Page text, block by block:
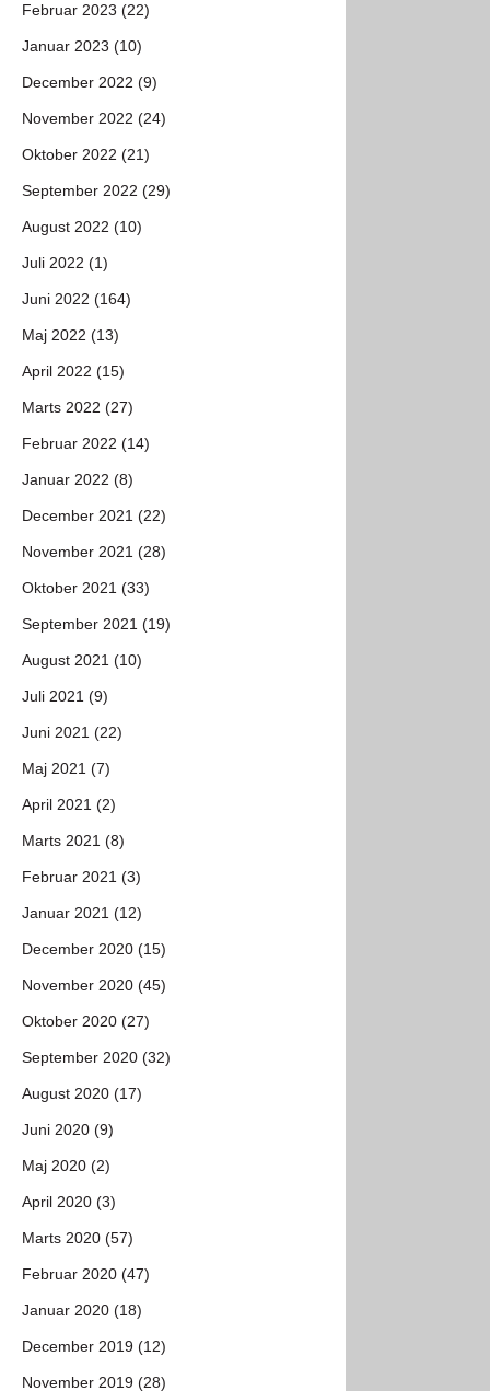
Februar 2023 (22)
Januar 2023 (10)
December 2022 (9)
November 2022 (24)
Oktober 2022 (21)
September 2022 (29)
August 2022 (10)
Juli 2022 (1)
Juni 2022 (164)
Maj 2022 (13)
April 2022 (15)
Marts 2022 (27)
Februar 2022 (14)
Januar 2022 (8)
December 2021 (22)
November 2021 (28)
Oktober 2021 (33)
September 2021 (19)
August 2021 (10)
Juli 2021 (9)
Juni 2021 (22)
Maj 2021 (7)
April 2021 (2)
Marts 2021 (8)
Februar 2021 (3)
Januar 2021 (12)
December 2020 (15)
November 2020 (45)
Oktober 2020 (27)
September 2020 (32)
August 2020 (17)
Juni 2020 (9)
Maj 2020 (2)
April 2020 (3)
Marts 2020 (57)
Februar 2020 (47)
Januar 2020 (18)
December 2019 (12)
November 2019 (28)